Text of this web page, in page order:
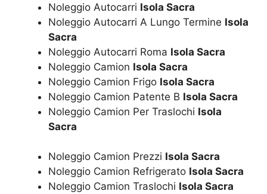
Noleggio Autocarri Isola Sacra
Noleggio Autocarri A Lungo Termine Isola
Sacra
Noleggio Autocarri Roma Isola Sacra
Noleggio Camion Isola Sacra
Noleggio Camion Frigo Isola Sacra
Noleggio Camion Patente B Isola Sacra
Noleggio Camion Per Traslochi Isola
Sacra
Noleggio Camion Prezzi Isola Sacra
Noleggio Camion Refrigerato Isola Sacra
Noleggio Camion Traslochi Isola Sacra